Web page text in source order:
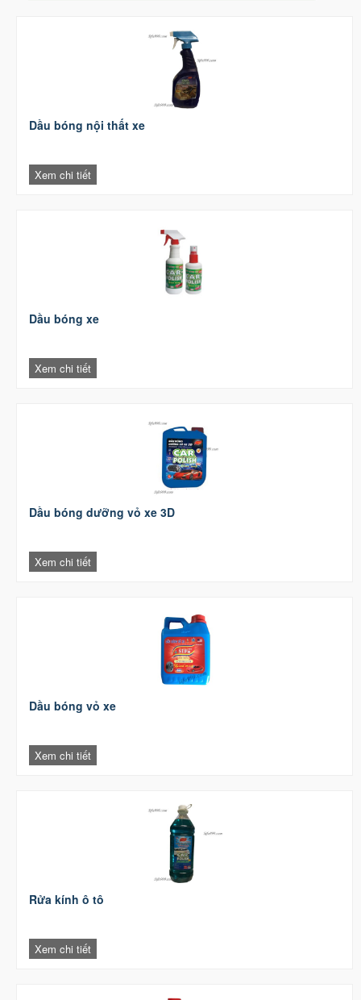
Dầu bóng nội thất xe
Xem chi tiết
Dầu bóng xe
Xem chi tiết
Dầu bóng dưỡng vỏ xe 3D
Xem chi tiết
Dầu bóng vỏ xe
Xem chi tiết
Rửa kính ô tô
Xem chi tiết